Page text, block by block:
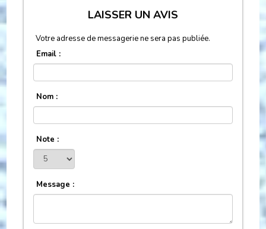
LAISSER UN AVIS
Votre adresse de messagerie ne sera pas publiée.
Email :
Nom :
Note :
Message :